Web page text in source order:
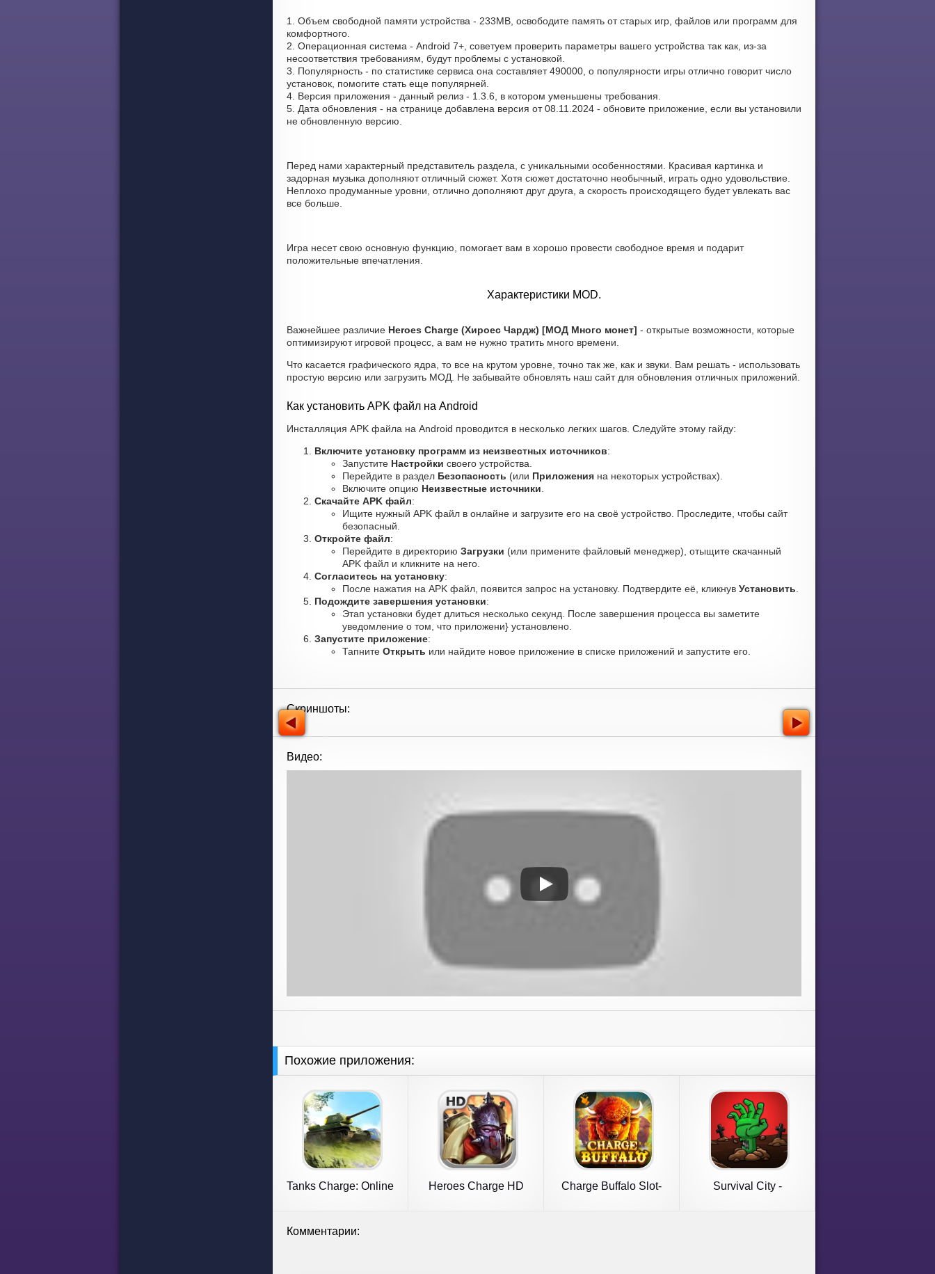
1. Объем свободной памяти устройства - 233MB, освободите память от старых игр, файлов или программ для
комфортного.
2. Операционная система - Android 7+, советуем проверить параметры вашего устройства так как, из-за
несоответствия требованиям, будут проблемы с установкой.
3. Популярность - по статистике сервиса она составляет 490000, о популярности игры отлично говорит число
установок, помогите стать еще популярней.
4. Версия приложения - данный релиз - 1.3.6, в котором уменьшены требования.
5. Дата обновления - на странице добавлена версия от 08.11.2024 - обновите приложение, если вы установили
не обновленную версию.
Перед нами характерный представитель раздела, с уникальными особенностями. Красивая картинка и
задорная музыка дополняют отличный сюжет. Хотя сюжет достаточно необычный, играть одно удовольствие.
Неплохо продуманные уровни, отлично дополняют друг друга, а скорость происходящего будет увлекать вас
все больше.
Игра несет свою основную функцию, помогает вам в хорошо провести свободное время и подарит
положительные впечатления.
Характеристики MOD.
Важнейшее различие Heroes Charge (Хироес Чардж) [МОД Много монет] - открытые возможности, которые
оптимизируют игровой процесс, а вам не нужно тратить много времени.
Что касается графического ядра, то все на крутом уровне, точно так же, как и звуки. Вам решать - использовать
простую версию или загрузить МОД. Не забывайте обновлять наш сайт для обновления отличных приложений.
Как установить APK файл на Android
Инсталляция APK файла на Android проводится в несколько легких шагов. Следуйте этому гайду:
Включите установку программ из неизвестных источников:
Запустите Настройки своего устройства.
Перейдите в раздел Безопасность (или Приложения на некоторых устройствах).
Включите опцию Неизвестные источники
Скачайте APK файл:
Ищите нужный APK файл в онлайне и загрузите его на своё устройство. Проследите, чтобы сайт
безопасный.
Откройте файл:
Перейдите в директорию Загрузки (или примените файловый менеджер), отыщите скачанный
APK файл и кликните на него.
Согласитесь на установку:
После нажатия на APK файл, появится запрос на установку. Подтвердите её, кликнув Установить
Подождите завершения установки:
Этап установки будет длиться несколько секунд. После завершения процесса вы заметите
уведомление о том, что приложени} установлено.
Запустите приложение:
Тапните Открыть или найдите новое приложение в списке приложений и запустите его.
Скриншоты:
Видео:
Похожие приложения:
Tanks Charge: Online
Heroes Charge HD
Charge Buffalo Slot-
Survival City -
Комментарии: